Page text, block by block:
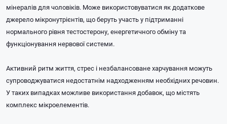
мінералів для чоловіків. Може використовуватися як додаткове
джерело мікронутрієнтів, що беруть участь у підтриманні
нормального рівня тестостерону, енергетичного обміну та
функціонування нервової системи.
Активний ритм життя, стрес і незбалансоване харчування можуть
супроводжуватися недостатнім надходженням необхідних речовин.
У таких випадках можливе використання добавок, що містять
комплекс мікроелементів.